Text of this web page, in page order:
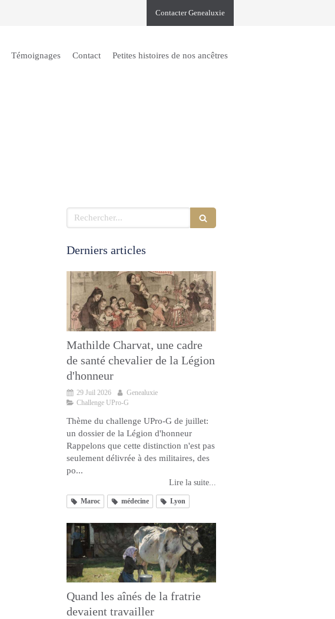
Contacter Genealuxie
Témoignages Contact Petites histoires de nos ancêtres
Rechercher
Derniers articles
Mathilde Charvat, une cadre
de santé chevalier de la Légion
d'honneur
29 Juil 2026
Genealuxie
Challenge UPro-G
Thème du challenge UPro-G de juillet:
un dossier de la Légion d'honneur
Rappelons que cette distinction n'est pas
seulement délivrée à des militaires, des
po...
Lire la suite...
Maroc médecine Lyon
Quand les aînés de la fratrie
devaient travailler